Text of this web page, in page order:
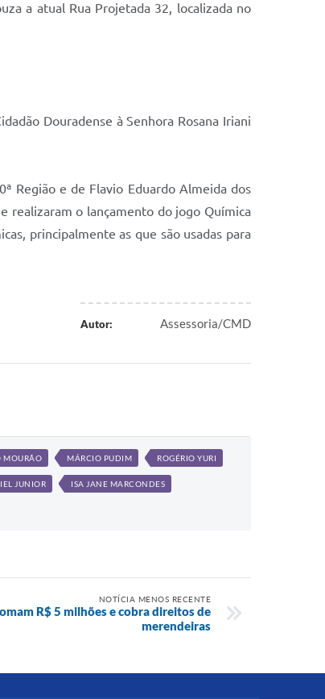
a atual Rua Projetada 32, localizada no
Douradense à Senhora Rosana Iriani
Região e de Flavio Eduardo Almeida dos
realizaram o lançamento do jogo Química
principalmente as que são usadas para
Autor: Assessoria/CMD
MOURÃO MÁRCIO PUDIM ROGÉRIO YURI
JUNIOR ISA JANE MARCONDES
NOTÍCIA MENOS RECENTE
R$ 5 milhões e cobra direitos de
merendeiras